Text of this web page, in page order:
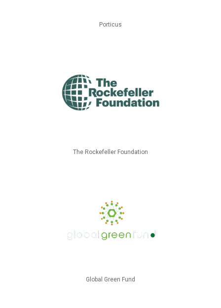
Porticus
The Rockefeller Foundation
Global Green Fund